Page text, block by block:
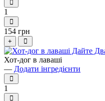
1
154 грн
+
Хот-дог в лаваші
— Додати інгредієнти
1